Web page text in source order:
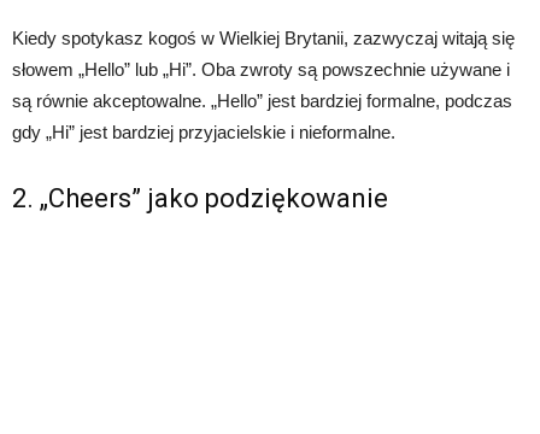
Kiedy spotykasz kogoś w Wielkiej Brytanii, zazwyczaj witają się
słowem „Hello” lub „Hi”. Oba zwroty są powszechnie używane i
są równie akceptowalne. „Hello” jest bardziej formalne, podczas
gdy „Hi” jest bardziej przyjacielskie i nieformalne.
2. „Cheers” jako podziękowanie